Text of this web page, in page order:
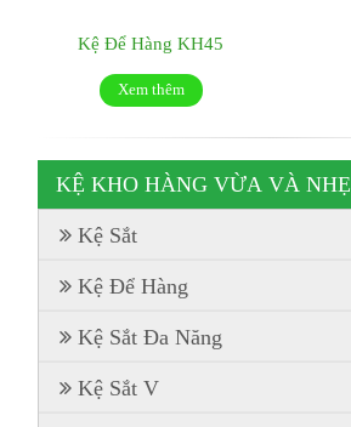
Kệ Để Hàng KH45
Xem thêm
KỆ KHO HÀNG VỪA VÀ NHẸ
Kệ Sắt
Kệ Để Hàng
Kệ Sắt Đa Năng
Kệ Sắt V